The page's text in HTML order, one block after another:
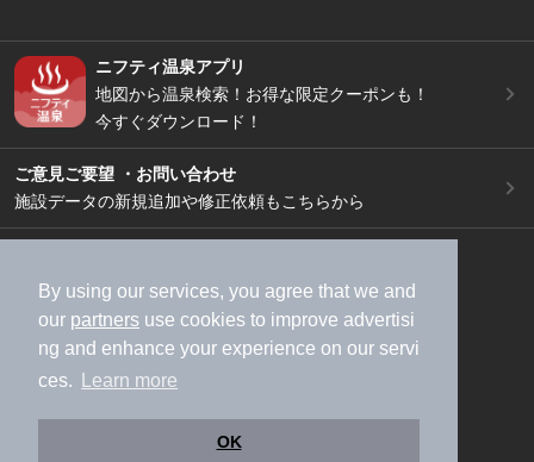
By using our services, you agree that we and
our partners use cookies to improve advertisi
ng and enhance your experience on our servi
ces.
Learn more
OK
ニフティ温泉アプリ
地図から温泉検索！お得な限定クーポンも！
今すぐダウンロード！
ご意見ご要望 ・お問い合わせ
施設データの新規追加や修正依頼もこちらから
加盟店募集（資料請求）
広告出稿のご案内
利用規約
ライフスタイルMEMBERS+規約
特定商取引法に基づく表記
ヘルプ
採用情報
運営会社